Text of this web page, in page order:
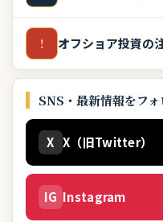
! オフショア投資の
SNS・最新情報をフォ
X X（旧Twitter）
IG Instagram